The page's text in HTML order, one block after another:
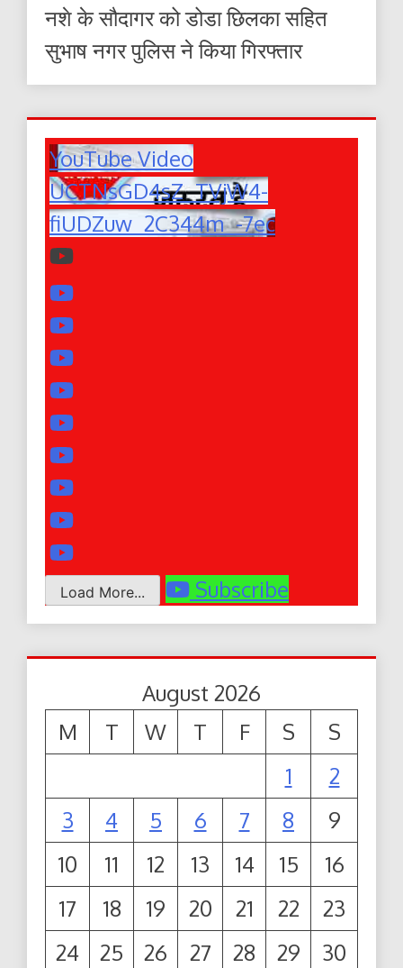
नशे के सौदागर को डोडा छिलका सहित
सुभाष नगर पुलिस ने किया गिरफ्तार
YouTube Video
UCTNsGD4sZ_TVjW4-
fiUDZuw_2C344m_-7ec
Load More... Subscribe
August 2026
M
T W T F S
S
1
2
3
4 5 6 7 8
9
10
11 12 13 14 15
16
17
18 19 20 21 22
23
24
25 26 27 28 29
30